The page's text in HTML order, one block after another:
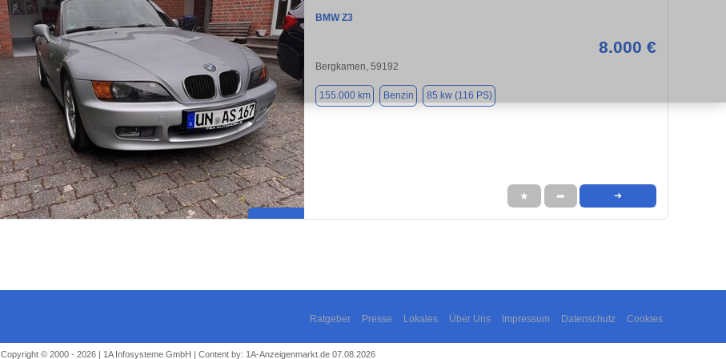
BMW Z3
8.000 €
Bergkamen, 59192
155.000 km Benzin 85 kw (116 PS)
★ ➦ ➜
Ratgeber Presse Lokales Über Uns Impressum Datenschutz Cookies
Copyright © 2000 - 2026 | 1A Infosysteme GmbH | Content by: 1A-Anzeigenmarkt.de 07.08.2026